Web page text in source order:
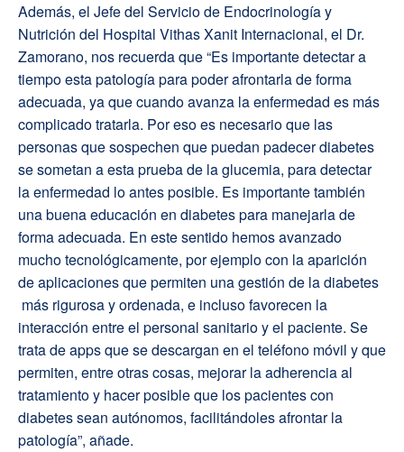
Además, el Jefe del Servicio de Endocrinología y
Nutrición del Hospital Vithas Xanit Internacional, el Dr.
Zamorano, nos recuerda que “Es importante detectar a
tiempo esta patología para poder afrontarla de forma
adecuada, ya que cuando avanza la enfermedad es más
complicado tratarla. Por eso es necesario que las
personas que sospechen que puedan padecer diabetes
se sometan a esta prueba de la glucemia, para detectar
la enfermedad lo antes posible. Es importante también
una buena educación en diabetes para manejarla de
forma adecuada. En este sentido hemos avanzado
mucho tecnológicamente, por ejemplo con la aparición
de aplicaciones que permiten una gestión de la diabetes
más rigurosa y ordenada, e incluso favorecen la
interacción entre el personal sanitario y el paciente. Se
trata de apps que se descargan en el teléfono móvil y que
permiten, entre otras cosas, mejorar la adherencia al
tratamiento y hacer posible que los pacientes con
diabetes sean autónomos, facilitándoles afrontar la
patología”, añade.